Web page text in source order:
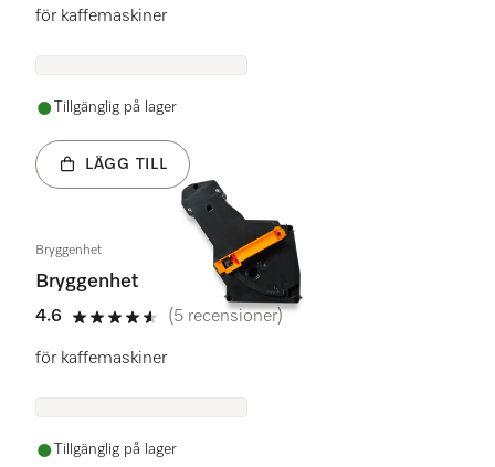
för kaffemaskiner
Tillgänglig på lager
LÄGG TILL
Bryggenhet
Bryggenhet
4.6
4.6 stars out of 5
(5 recensioner)
för kaffemaskiner
Tillgänglig på lager